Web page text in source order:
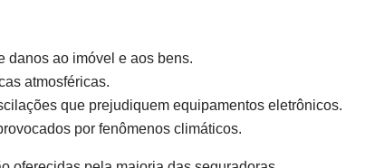
danos ao imóvel e aos bens.
atmosféricas.
que prejudiquem equipamentos eletrônicos.
por fenômenos climáticos.